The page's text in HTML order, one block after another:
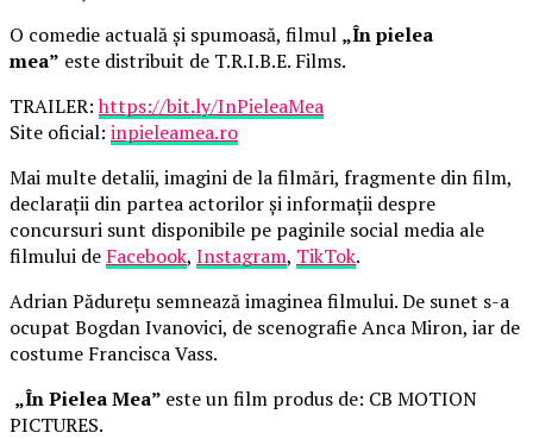
O comedie actuală și spumoasă, filmul „În pielea
mea” este distribuit de T.R.I.B.E. Films.
TRAILER:https://bit.ly/InPieleaMea
Site oficial: inpieleamea.ro
Mai multe detalii, imagini de la filmări, fragmente din film,
declarații din partea actorilor și informații despre
concursuri sunt disponibile pe paginile social media ale
filmului de Facebook, Instagram, TikTok.
Adrian Pădurețu semnează imaginea filmului. De sunet s-a
ocupat Bogdan Ivanovici, de scenografie Anca Miron, iar de
costume Francisca Vass.
„În Pielea Mea” este un film produs de: CB MOTION
PICTURES.